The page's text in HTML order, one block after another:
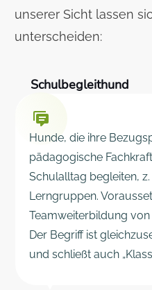
unserer Sicht lassen
unterscheiden:
Schulbegleithund
Hunde, die ihre
pädagogische
Schulalltag begleiten,
Lerngruppen.
Teamweiterbildung
Der Begriff ist
und schließt auch